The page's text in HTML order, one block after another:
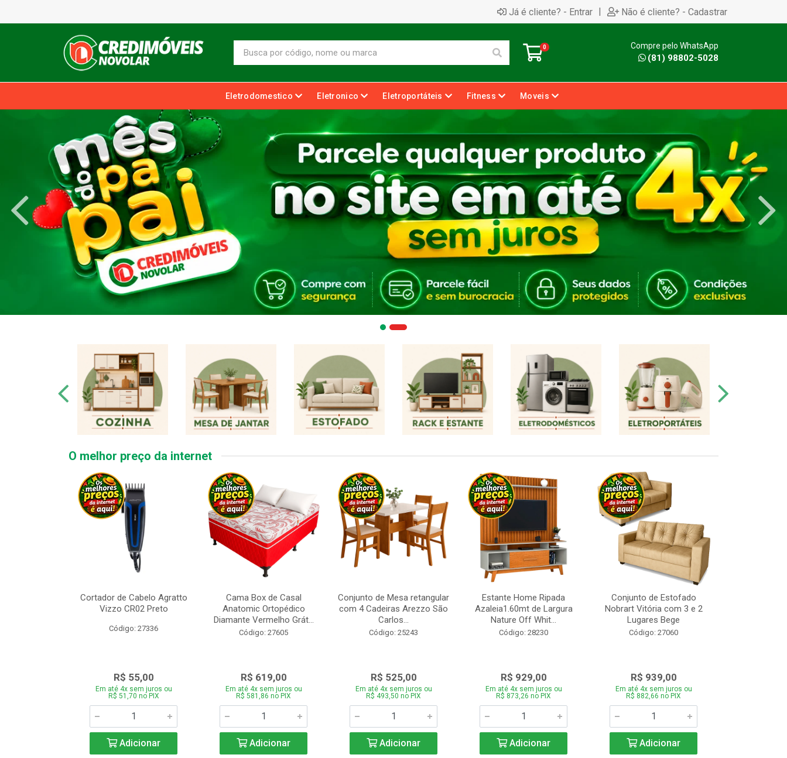
Já é cliente? - Entrar | Não é cliente? - Cadastrar
0 Compre pelo WhatsApp
(81) 98802-5028
Eletrodomestico Eletronico Eletroportáteis Fitness Moveis
O melhor preço da internet
Cortador de Cabelo Agratto
Vizzo CR02 Preto
Código: 27336
R$ 55,00
Em até 4x sem juros ou
R$ 51,70 no PIX
Adicionar
Cama Box de Casal
Anatomic Ortopédico
Diamante Vermelho Grát...
Código: 27605
R$ 619,00
Em até 4x sem juros ou
R$ 581,86 no PIX
Adicionar
Conjunto de Mesa retangular
com 4 Cadeiras Arezzo São
Carlos...
Código: 25243
R$ 525,00
Em até 4x sem juros ou
R$ 493,50 no PIX
Adicionar
Estante Home Ripada
Azaleia1.60mt de Largura
Nature Off Whit...
Código: 28230
R$ 929,00
Em até 4x sem juros ou
R$ 873,26 no PIX
Adicionar
Conjunto de Estofado
Nobrart Vitória com 3 e 2
Lugares Bege
Código: 27060
R$ 939,00
Em até 4x sem juros ou
R$ 882,66 no PIX
Adicionar